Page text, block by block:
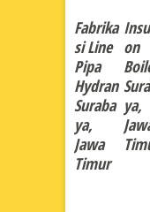
Fabrika
si Line
Pipa
Hydran
Suraba
ya,
Jawa
Timur
on
ya,